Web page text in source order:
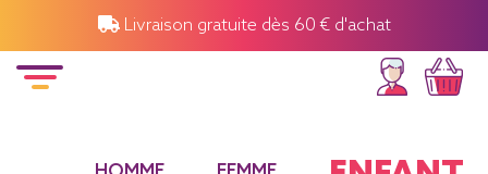
Livraison gratuite dès 60 € d'achat